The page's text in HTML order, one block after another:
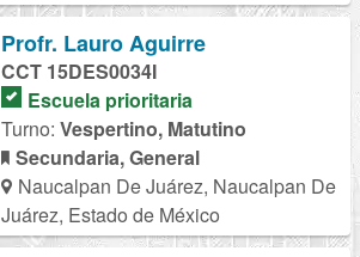
Profr. Lauro Aguirre
CCT 15DES0034I
Escuela prioritaria
Turno: Vespertino, Matutino
Secundaria, General
Naucalpan De Juárez, Naucalpan De
Juárez, Estado de México